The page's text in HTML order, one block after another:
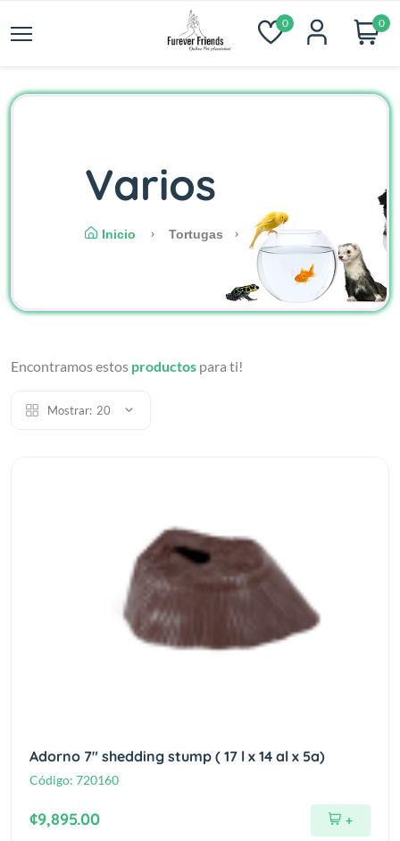
0 0
Varios
Inicio Tortugas
Encontramos estos productos para ti!
Mostrar: 20
Adorno 7" shedding stump ( 17 l x 14 al x 5a)
Código: 720160
¢9,895.00 +